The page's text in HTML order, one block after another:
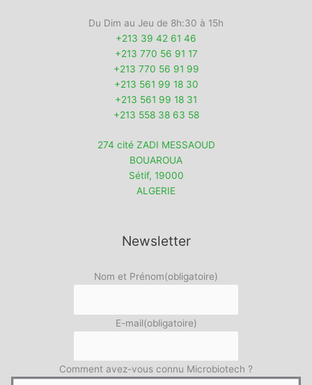
Du Dim au Jeu de 8h:30 à 15h
+213 39 42 61 46
+213 770 56 91 17
+213 770 56 91 99
+213 561 99 18 30
+213 561 99 18 31
+213 558 38 63 58
274 cité ZADI MESSAOUD
BOUAROUA
Sétif, 19000
ALGERIE
Newsletter
Nom et Prénom(obligatoire)
E-mail(obligatoire)
Comment avez-vous connu Microbiotech ?